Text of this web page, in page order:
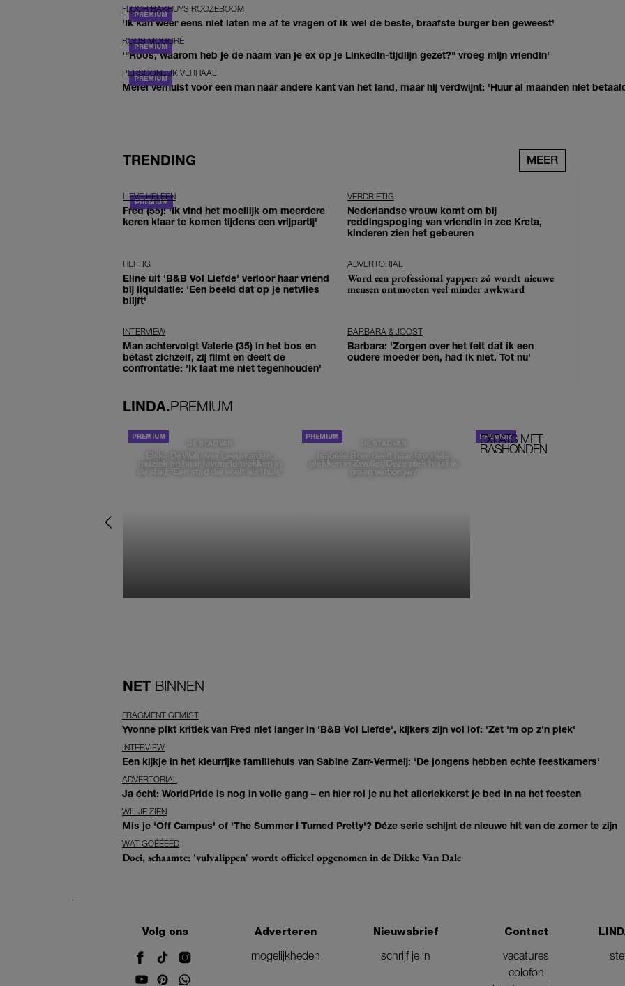
FLOOR BAKHUYS ROOZEBOOM
'Ik kan weer eens niet laten me af te vragen of ik wel de beste, braafste burger ben geweest'
ROOS MOGGRÉ
'"Roos, waarom heb je de naam van je ex op je LinkedIn-tijdlijn gezet?" vroeg mijn vriendin'
PERSOONLIJK VERHAAL
Merel verhuist voor een man naar andere kant van het land, maar hij verdwijnt: 'Huur al maanden niet
TRENDING MEER
LIEVE HELEEN
Fred (55): 'Ik vind het moeilijk om meerdere
keren klaar te komen tijdens een vrijpartij'
VERDRIETIG
Nederlandse vrouw komt om bij
reddingspoging van vriendin in zee Kreta,
kinderen zien het gebeuren
HEFTIG
Eline uit 'B&B Vol Liefde' verloor haar vriend
bij liquidatie: 'Een beeld dat op je netvlies
blijft'
ADVERTORIAL
Word een professional yapper: zó wordt nieuwe
mensen ontmoeten veel minder awkward
INTERVIEW
Man achtervolgt Valerie (35) in het bos en
betast zichzelf, zij filmt en deelt de
confrontatie: 'Ik laat me niet tegenhouden'
BARBARA & JOOST
Barbara: 'Zorgen over het feit dat ik een
oudere moeder ben, had ik niet. Tot nu'
LINDA.PREMIUM
DE STAD VAN
Elske DeWall over Leeuwarden,
muziek en haar favoriete plekken in
de stad: 'Een stad die voelt als thuis'
DE STAD VAN
Isabelle Boer deelt haar favoriete
plekken in Zwolle: 'Deze plek houd ik
graag verborgen'
EXPATS MET
RASHONDEN
NET BINNEN
FRAGMENT GEMIST
Yvonne pikt kritiek van Fred niet langer in 'B&B Vol Liefde', kijkers zijn vol lof: 'Zet 'm op z'n plek'
INTERVIEW
Een kijkje in het kleurrijke familiehuis van Sabine Zarr-Vermeij: 'De jongens hebben echte feestkamers'
ADVERTORIAL
Ja écht: WorldPride is nog in volle gang – en hier rol je nu het allerlekkerst je bed in na het feesten
WIL JE ZIEN
Mis je 'Off Campus' of 'The Summer I Turned Pretty'? Déze serie schijnt de nieuwe hit van de zomer te zijn
WAT GOÉÉÉÉD
Doei, schaamte: 'vulvalippen' wordt officieel opgenomen in de Dikke Van Dale
Volg ons
Adverteren
mogelijkheden
Nieuwsbrief
schrijf je in
Contact
vacatures
colofon